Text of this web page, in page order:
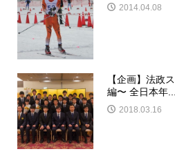
2014.04.08
【企画】法政
編〜 全日本年...
2018.03.16